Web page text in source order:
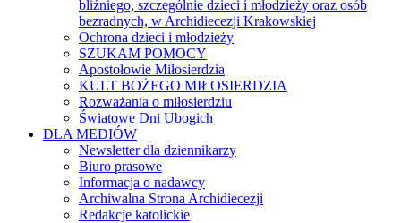
bliźniego, szczególnie dzieci i młodzieży oraz osób
bezradnych, w Archidiecezji Krakowskiej
Ochrona dzieci i młodzieży
SZUKAM POMOCY
Apostołowie Miłosierdzia
KULT BOŻEGO MIŁOSIERDZIA
Rozważania o miłosierdziu
Światowe Dni Ubogich
DLA MEDIÓW
Newsletter dla dziennikarzy
Biuro prasowe
Informacja o nadawcy
Archiwalna Strona Archidiecezji
Redakcje katolickie